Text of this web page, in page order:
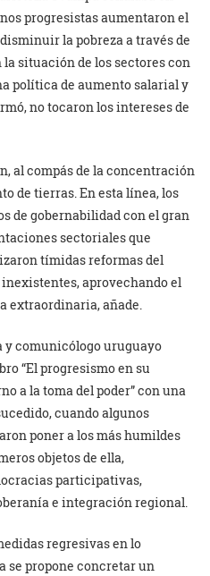
progresistas aumentaron el
la pobreza a través de
situación de los sectores con
política de aumento salarial y
no tocaron los intereses de
al compás de la concentración
de tierras. En esta línea, los
de gobernabilidad con el gran
sectoriales que
tímidas reformas del
aprovechando el
extraordinaria, añade.
y comunicólogo uruguayo
“El progresismo en su
a la toma del poder” con una
cuando algunos
poner a los más humildes
objetos de ella,
participativas,
e integración regional.
regresivas en lo
se propone concretar un